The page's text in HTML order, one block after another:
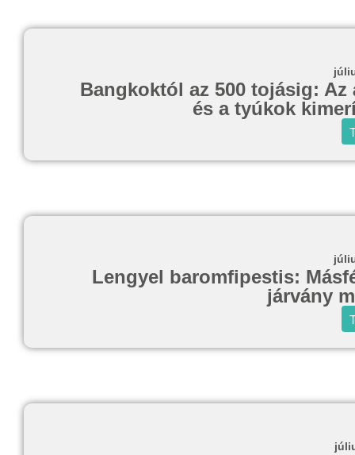
Bangkoktól az 500 tojásig:
és a tyúkok
Lengyel baromfipestis:
járvány